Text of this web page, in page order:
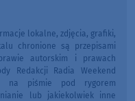
lokalne, zdjęcia, grafiki,
chronione są przepisami
autorskim i prawach
Redakcji Radia Weekend
na piśmie pod rygorem
lub jakiekolwiek inne